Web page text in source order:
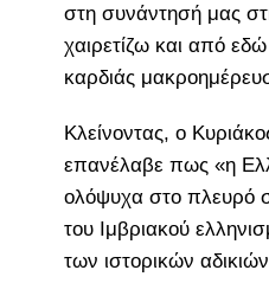
στη συνάντησή μας
χαιρετίζω και από
καρδιάς
Κλείνοντας, ο
επανέλαβε πως «η
ολόψυχα στο πλευρό
του Ιμβριακού
των ιστορικών